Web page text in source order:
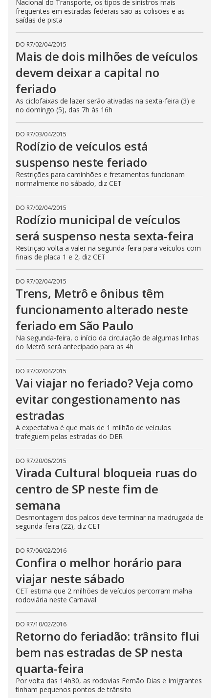
Nacional do Transporte, os tipos de sinistros mais
frequentes em estradas federais são as colisões e as
saídas de pista
DO R7/02/04/2015
Mais de dois milhões de veículos
devem deixar a capital no
feriado
As ciclofaixas de lazer serão ativadas na sexta-feira (3) e
no domingo (5), das 7h às 16h
DO R7/03/04/2015
Rodízio de veículos está
suspenso neste feriado
Restrições para caminhões e fretamentos funcionam
normalmente no sábado, diz CET
DO R7/02/04/2015
Rodízio municipal de veículos
será suspenso nesta sexta-feira
Restrição volta a valer na segunda-feira para veículos com
finais de placa 1 e 2, diz CET
DO R7/02/04/2015
Trens, Metrô e ônibus têm
funcionamento alterado neste
feriado em São Paulo
Na segunda-feira, o início da circulação de algumas linhas
do Metrô será antecipado para as 4h
DO R7/02/04/2015
Vai viajar no feriado? Veja como
evitar congestionamento nas
estradas
A expectativa é que mais de 1 milhão de veículos
trafeguem pelas estradas do DER
DO R7/20/06/2015
Virada Cultural bloqueia ruas do
centro de SP neste fim de
semana
Desmontagem dos palcos deve terminar na madrugada de
segunda-feira (22), diz CET
DO R7/06/02/2016
Confira o melhor horário para
viajar neste sábado
CET estima que 2 milhões de veículos percorram malha
rodoviária neste Carnaval
DO R7/10/02/2016
Retorno do feriadão: trânsito flui
bem nas estradas de SP nesta
quarta-feira
Por volta das 14h30, as rodovias Fernão Dias e Imigrantes
tinham pequenos pontos de trânsito